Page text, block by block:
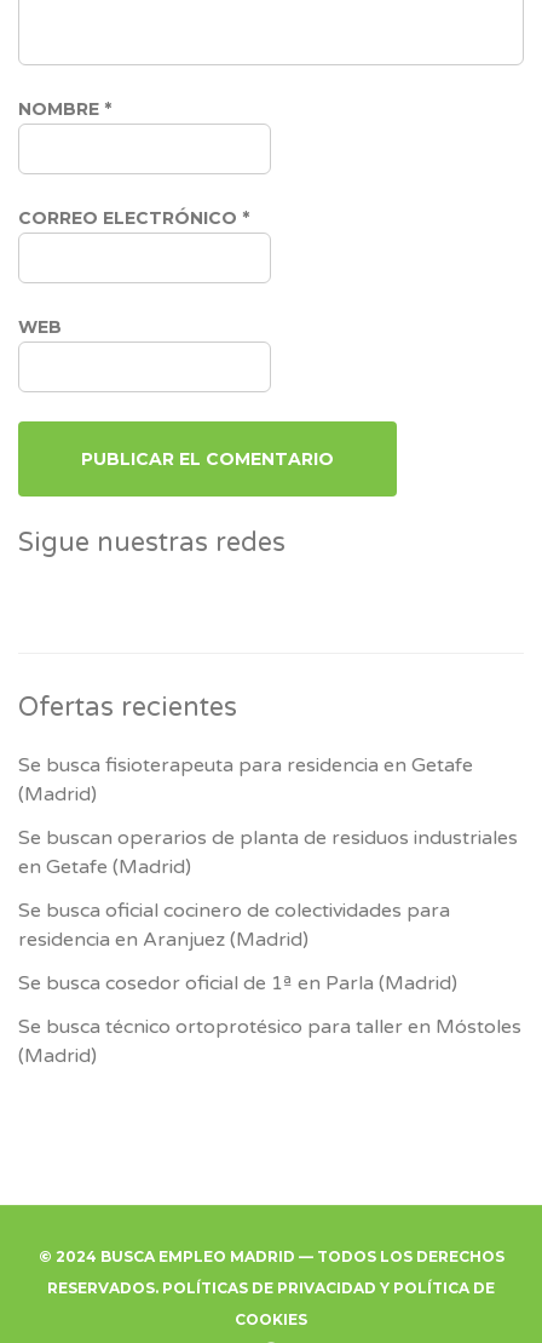
NOMBRE *
CORREO ELECTRÓNICO *
WEB
Sigue nuestras redes
Ofertas recientes
Se busca fisioterapeuta para residencia en Getafe
(Madrid)
Se buscan operarios de planta de residuos industriales
en Getafe (Madrid)
Se busca oficial cocinero de colectividades para
residencia en Aranjuez (Madrid)
Se busca cosedor oficial de 1ª en Parla (Madrid)
Se busca técnico ortoprotésico para taller en Móstoles
(Madrid)
© 2024 BUSCA EMPLEO MADRID — TODOS LOS DERECHOS
RESERVADOS. POLÍTICAS DE PRIVACIDAD Y POLÍTICA DE
COOKIES